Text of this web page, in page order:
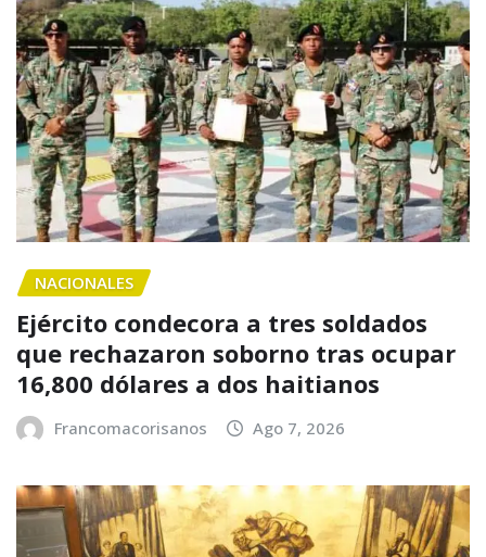
NACIONALES
Ejército condecora a tres soldados
que rechazaron soborno tras ocupar
16,800 dólares a dos haitianos
Francomacorisanos Ago 7, 2026